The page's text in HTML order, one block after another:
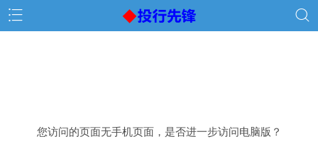
您访问的页面无手机页面，是否进一步访问电脑版？